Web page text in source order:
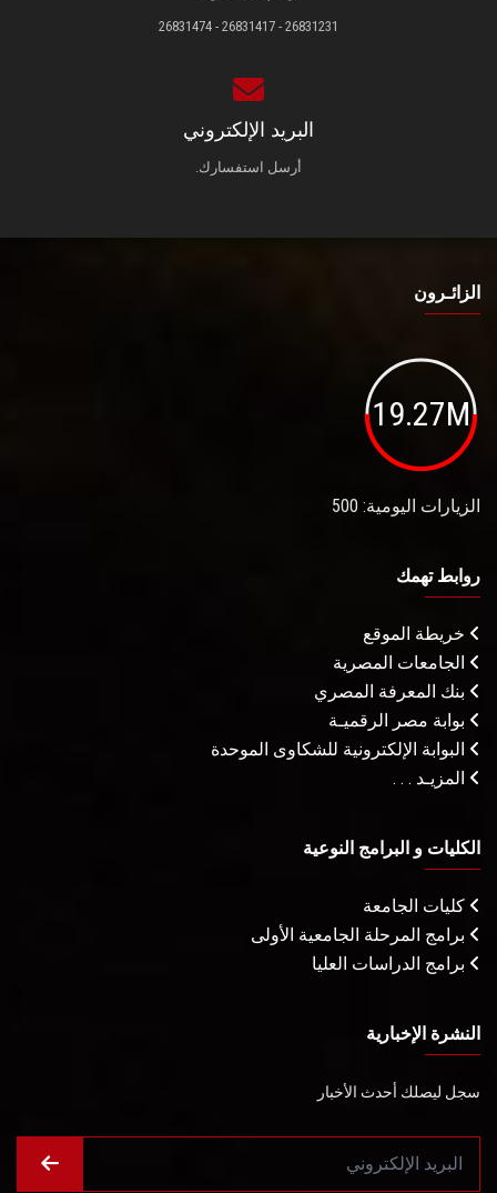
26831231 - 26831417 - 26831474
البريد الإلكتروني
أرسل استفسارك.
الزائـرون
19.27M
الزيارات اليومية: 500
روابط تهمك
خريطة الموقع
الجامعات المصرية
بنك المعرفة المصري
بوابة مصر الرقميـة
البوابة الإلكترونية للشكاوى الموحدة
المزيـد . . .
الكليات و البرامج النوعية
كليات الجامعة
برامج المرحلة الجامعية الأولى
برامج الدراسات العليا
النشرة الإخبارية
سجل ليصلك أحدث الأخبار